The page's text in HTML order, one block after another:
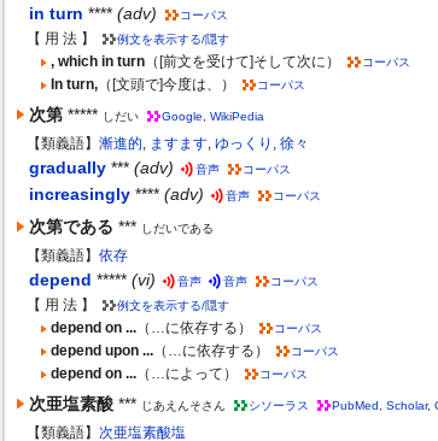
in turn **** (adv) コーパス
【 用 法 】 例文を表示する/隠す
, which in turn （[前文を受けて]そして次に） コーパス
In turn, （[文頭で]今度は、） コーパス
次第 ***** しだい Google WikiPedia
【類義語】 漸進的, ますます, ゆっくり , 徐々
gradually *** (adv) 音声 コーパス
increasingly **** (adv) 音声 コーパス
次第である *** しだいである
【類義語】 依存
depend ***** (vi) 音声 音声 コーパス
【 用 法 】 例文を表示する/隠す
depend on ... （…に依存する） コーパス
depend upon ... （…に依存する） コーパス
depend on ... （…によって） コーパス
次亜塩素酸 *** じあえんそさん シソーラス PubMed Scholar,
【類義語】 次亜塩素酸塩